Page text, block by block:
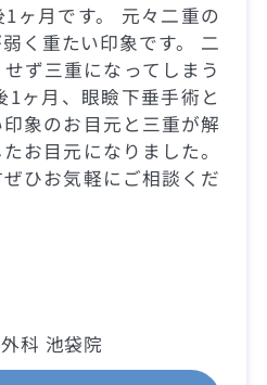
ヶ月です。 元々二重の
く重たい印象です。 二
ず三重になってしまう
1ヶ月、眼瞼下垂手術と
象のお目元と三重が解
お目元になりました。
ひお気軽にご相談くだ
科 池袋院